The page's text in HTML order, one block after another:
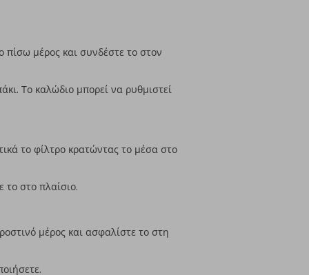
πίσω μέρος και συνδέστε το στον
Το καλώδιο μπορεί να ρυθμιστεί
το φίλτρο κρατώντας το μέσα στο
στο πλαίσιο.
μέρος και ασφαλίστε το στη